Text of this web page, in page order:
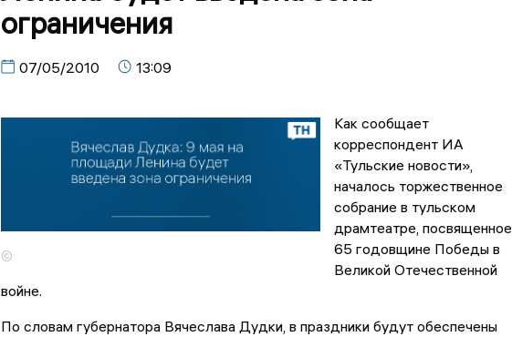
ограничения
07/05/2010 13:09
©
Как сообщает
корреспондент ИА
«Тульские новости»,
началось торжественное
собрание в тульском
драмтеатре, посвященное
65 годовщине Победы в
Великой Отечественной
войне.
По словам губернатора Вячеслава Дудки, в праздники будут обеспечены